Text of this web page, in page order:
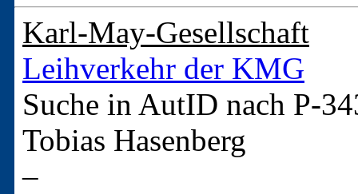
Karl-May-Gesellschaft
Leihverkehr der KMG
Suche in AutID nach P-
Tobias Hasenberg
–